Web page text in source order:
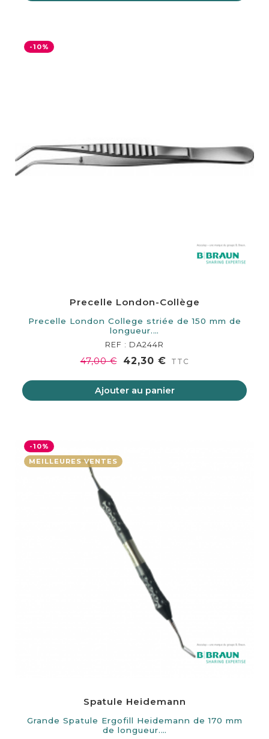
-10%
Precelle London-Collège
Precelle London College striée de 150 mm de
longueur.…
REF : DA244R
47,00 € 42,30 € TTC
Ajouter au panier
-10%
MEILLEURES VENTES
Spatule Heidemann
Grande Spatule Ergofill Heidemann de 170 mm
de longueur.…